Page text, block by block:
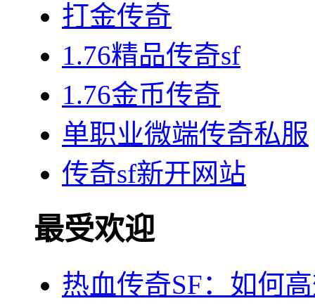
打金传奇
1.76精品传奇sf
1.76金币传奇
单职业微端传奇私服
传奇sf新开网站
最受欢迎
热血传奇SF：如何